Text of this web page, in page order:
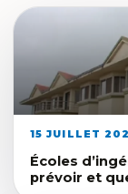
15 JUILLET
Écoles
prévoir et